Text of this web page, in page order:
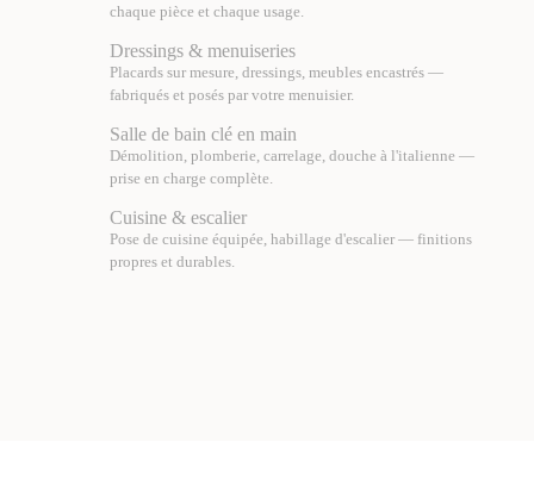
chaque pièce et chaque usage.
Dressings & menuiseries
Placards sur mesure, dressings, meubles encastrés —
fabriqués et posés par votre menuisier.
Salle de bain clé en main
Démolition, plomberie, carrelage, douche à l'italienne —
prise en charge complète.
Cuisine & escalier
Pose de cuisine équipée, habillage d'escalier — finitions
propres et durables.